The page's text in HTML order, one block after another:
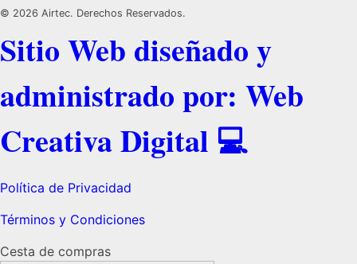
© 2026 Airtec. Derechos Reservados.
Sitio Web diseñado y
administrado por: Web
Creativa Digital 💻
Política de Privacidad
Términos y Condiciones
Cesta de compras